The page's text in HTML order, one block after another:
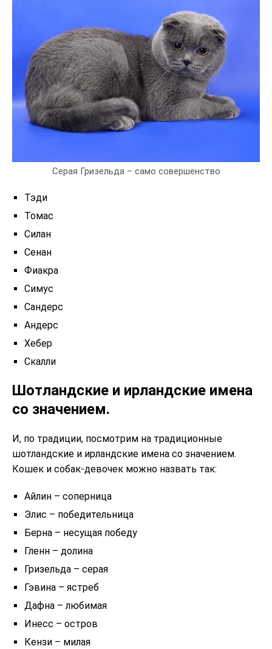
Серая Гризельда – само совершенство
Тэди
Томас
Силан
Сенан
Фиакра
Симус
Сандерс
Андерс
Хебер
Скалли
Шотландские и ирландские имена
со значением.
И, по традиции, посмотрим на традиционные
шотландские и ирландские имена со значением.
Кошек и собак-девочек можно назвать так:
Айлин – соперница
Элис – победительница
Берна – несущая победу
Гленн – долина
Гризельда – серая
Гэвина – ястреб
Дафна – любимая
Инесс – остров
Кензи – милая